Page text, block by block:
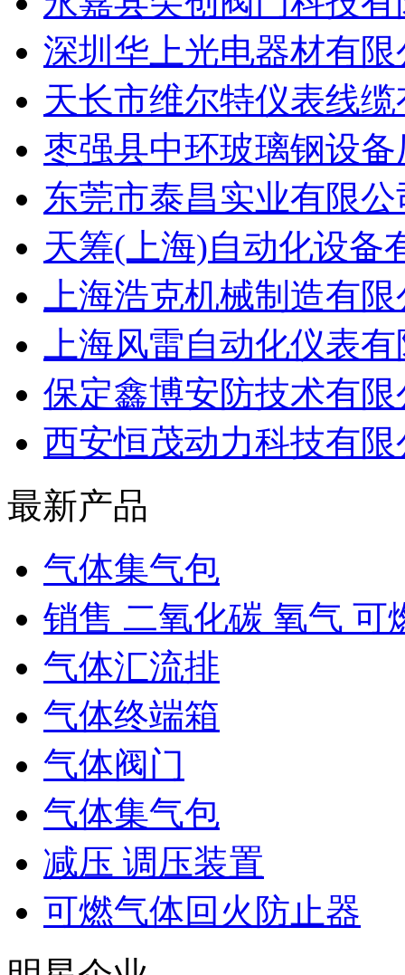
深圳华上光电器材有限
天长市维尔特仪表线
枣强县中环玻璃钢设备
东莞市泰昌实业有限公
天筹(上海)自动化设备
上海浩克机械制造有
上海风雷自动化仪表
保定鑫博安防技术有限
西安恒茂动力科技有限
最新产品
气体集气包
销售 二氧化碳 氧气 可
气体汇流排
气体终端箱
气体阀门
气体集气包
减压 调压装置
可燃气体回火防止器